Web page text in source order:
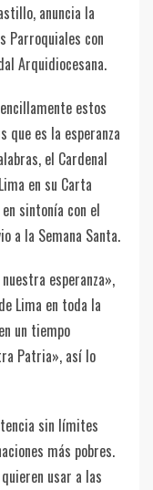
anuncia la
Parroquiales con
Arquidiocesana.
estos
que es la esperanza
el Cardenal
en su Carta
sintonía con el
a la Semana Santa.
esperanza»,
Lima en toda la
un tiempo
Patria», así lo
sin límites
más pobres.
usar a las